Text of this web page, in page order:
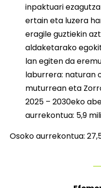
inpaktuari
ertain eta luzera
eragile guztiekin
aldaketarako
lan egiten da
laburrera: naturan
muturrean eta
2025 – 2030eko
aurrekontua: 5,9
Osoko aurrekontua: